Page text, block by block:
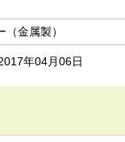
（金属製）
年04月06日